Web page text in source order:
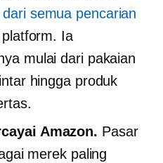
dari semua pencarian
Ia
mulai dari pakaian
hingga produk
Amazon. Pasar
merek paling